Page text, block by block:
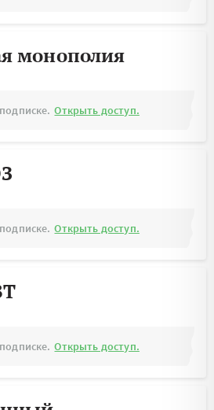
монополия
Открыть доступ.
Открыть доступ.
Открыть доступ.